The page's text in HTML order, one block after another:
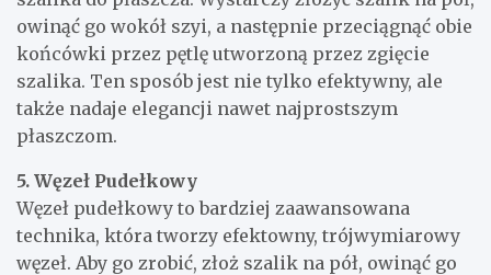
owinąć go wokół szyi, a następnie przeciągnąć obie
końcówki przez pętlę utworzoną przez zgięcie
szalika. Ten sposób jest nie tylko efektywny, ale
także nadaje elegancji nawet najprostszym
płaszczom.
5. Węzeł Pudełkowy
Węzeł pudełkowy to bardziej zaawansowana
technika, która tworzy efektowny, trójwymiarowy
węzeł. Aby go zrobić, złoż szalik na pół, owinąć go